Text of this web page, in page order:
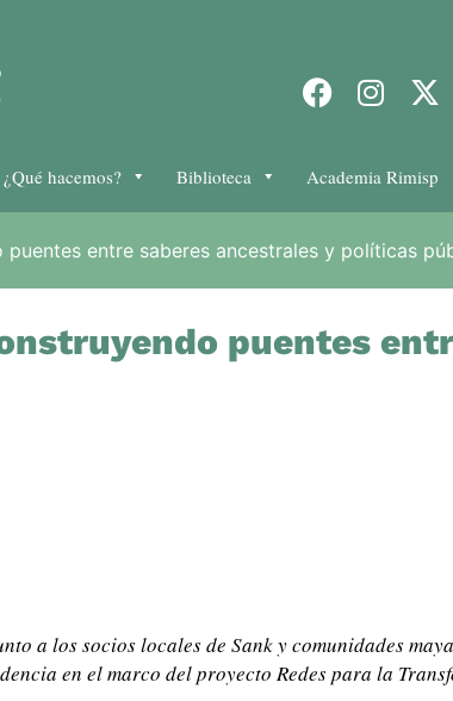
¿Qué hacemos? Biblioteca Academia Rimisp
puentes entre saberes ancestrales y políticas
puentes
a los socios locales de Sank y comunidades
en el marco del proyecto Redes para la